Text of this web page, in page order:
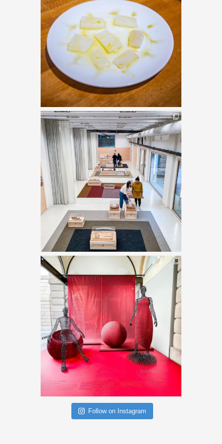
Follow on Instagram